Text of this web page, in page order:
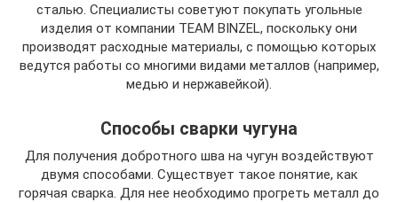
сталью. Специалисты советуют покупать угольные
изделия от компании TEAM BINZEL, поскольку они
производят расходные материалы, с помощью которых
ведутся работы со многими видами металлов (например,
медью и нержавейкой).
Способы сварки чугуна
Для получения добротного шва на чугун воздействуют
двумя способами. Существует такое понятие, как
горячая сварка. Для нее необходимо прогреть металл до